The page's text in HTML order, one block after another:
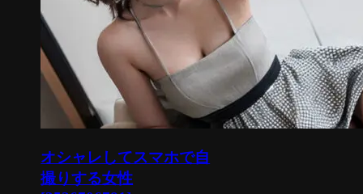
オシャレしてスマホで自
撮りする女性